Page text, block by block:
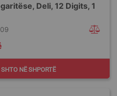
Deli, 12 Digits, 1
SHTO NË SHPORTË